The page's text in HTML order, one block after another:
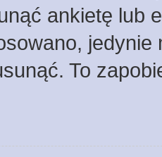
ankietę lub
To